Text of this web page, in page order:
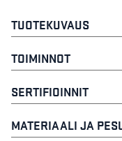
TUOTEKUVAUS
TOIMINNOT
SERTIFIOINNIT
MATERIAALI JA